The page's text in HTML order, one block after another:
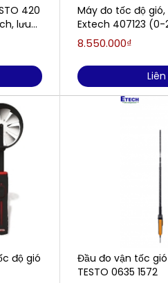
420
lưu
độ gió
Máy đo tốc độ
Extech 407123
8.550.000₫
Đầu đo vận tốc
TESTO 0635 1572